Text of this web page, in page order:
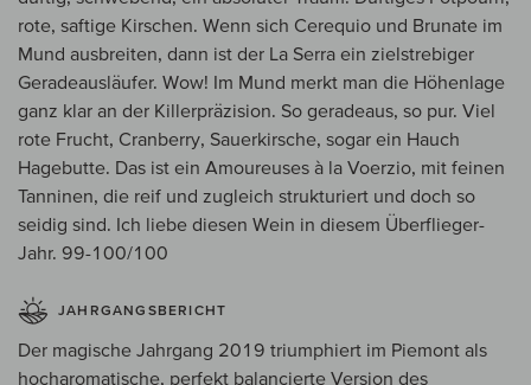
rote, saftige Kirschen. Wenn sich Cerequio und Brunate im
Mund ausbreiten, dann ist der La Serra ein zielstrebiger
Geradeausläufer. Wow! Im Mund merkt man die Höhenlage
ganz klar an der Killerpräzision. So geradeaus, so pur. Viel
rote Frucht, Cranberry, Sauerkirsche, sogar ein Hauch
Hagebutte. Das ist ein Amoureuses à la Voerzio, mit feinen
Tanninen, die reif und zugleich strukturiert und doch so
seidig sind. Ich liebe diesen Wein in diesem Überflieger-
Jahr. 99-100/100
JAHRGANGSBERICHT
Der magische Jahrgang 2019 triumphiert im Piemont als
hocharomatische, perfekt balancierte Version des